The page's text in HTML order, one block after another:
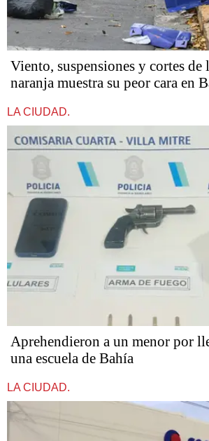
Viento, suspensiones y cortes de
naranja muestra su peor cara en
LA CIUDAD.
Aprehendieron a un menor por
una escuela de Bahía
LA CIUDAD.